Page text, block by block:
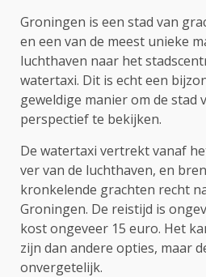
Groningen is een stad van
en een van de meest unieke
luchthaven naar het
watertaxi. Dit is echt een
geweldige manier om de stad
perspectief te bekijken.
De watertaxi vertrekt vanaf
ver van de luchthaven, en
kronkelende grachten recht
Groningen. De reistijd is
kost ongeveer 15 euro. Het
zijn dan andere opties, maar
onvergetelijk.